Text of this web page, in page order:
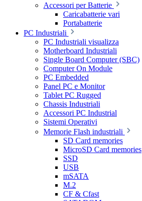
Accessori per Batterie
Caricabatterie vari
Portabatterie
PC Industriali
PC Industriali visualizza
Motherboard Industriali
Single Board Computer (SBC)
Computer On Module
PC Embedded
Panel PC e Monitor
Tablet PC Rugged
Chassis Industriali
Accessori PC Industrial
Sistemi Operativi
Memorie Flash industriali
SD Card memories
MicroSD Card memories
SSD
USB
mSATA
M.2
CF & Cfast